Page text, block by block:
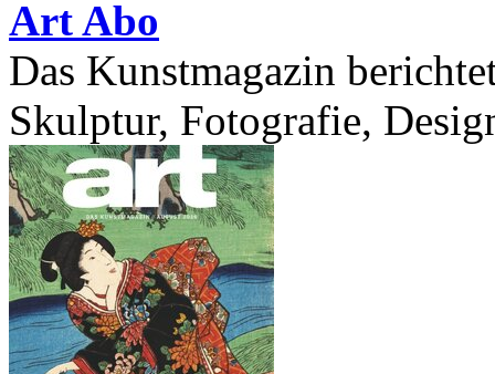
Art Abo
Das Kunstmagazin
Skulptur, Fotografie,